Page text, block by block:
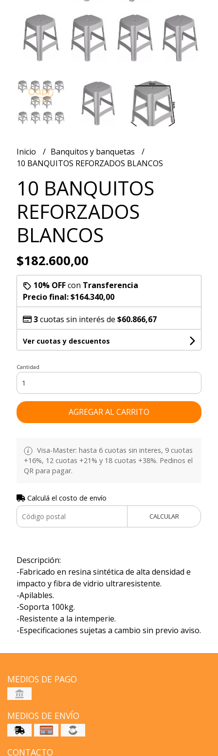
Inicio
Banquitos y banquetas
10 BANQUITOS REFORZADOS BLANCOS
10 BANQUITOS
REFORZADOS
BLANCOS
$182.600,00
10% OFFcon Transferencia
Precio final:$164.340,00
3cuotas sin interés de $60.866,67
Ver cuotas y descuentos
Cantidad
AGREGAR AL CARRITO
Visa-Master: hasta 6 cuotas sin interes, 9 cuotas
+16%, 12 cuotas +21% y 18 cuotas +38%. Pedinos el
QR para pagar.
Calculá el costo de envío
CALCULAR
Descripción:
-Fabricado en resina sintética de alta densidad e
impacto y fibra de vidrio ultraresistente.
-Apilables.
-Soporta 100kg.
-Resistente a la intemperie.
-Especificaciones sujetas a cambio sin previo aviso.
MEDIOS DE PAGO
MEDIOS DE ENVÍO
CONTACTO